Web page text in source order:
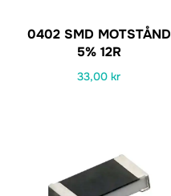
0402 SMD MOTSTÅND
5% 12R
33,00kr